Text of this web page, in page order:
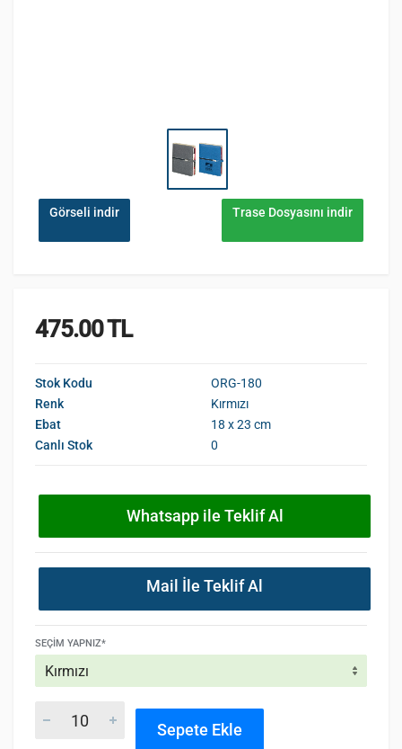
Görseli indir Trase Dosyasını indir
475.00 TL
Stok Kodu
ORG-180
Renk
Kırmızı
Ebat
18 x 23 cm
Canlı Stok
0
Whatsapp ile Teklif Al
Mail İle Teklif Al
SEÇIM YAPNIZ*
Sepete Ekle